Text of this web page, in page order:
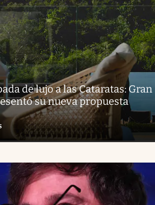
de lujo a las Cataratas: Gran
su nueva propuesta